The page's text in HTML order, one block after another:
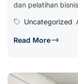
dan pelatihan
Uncategorized
Read More